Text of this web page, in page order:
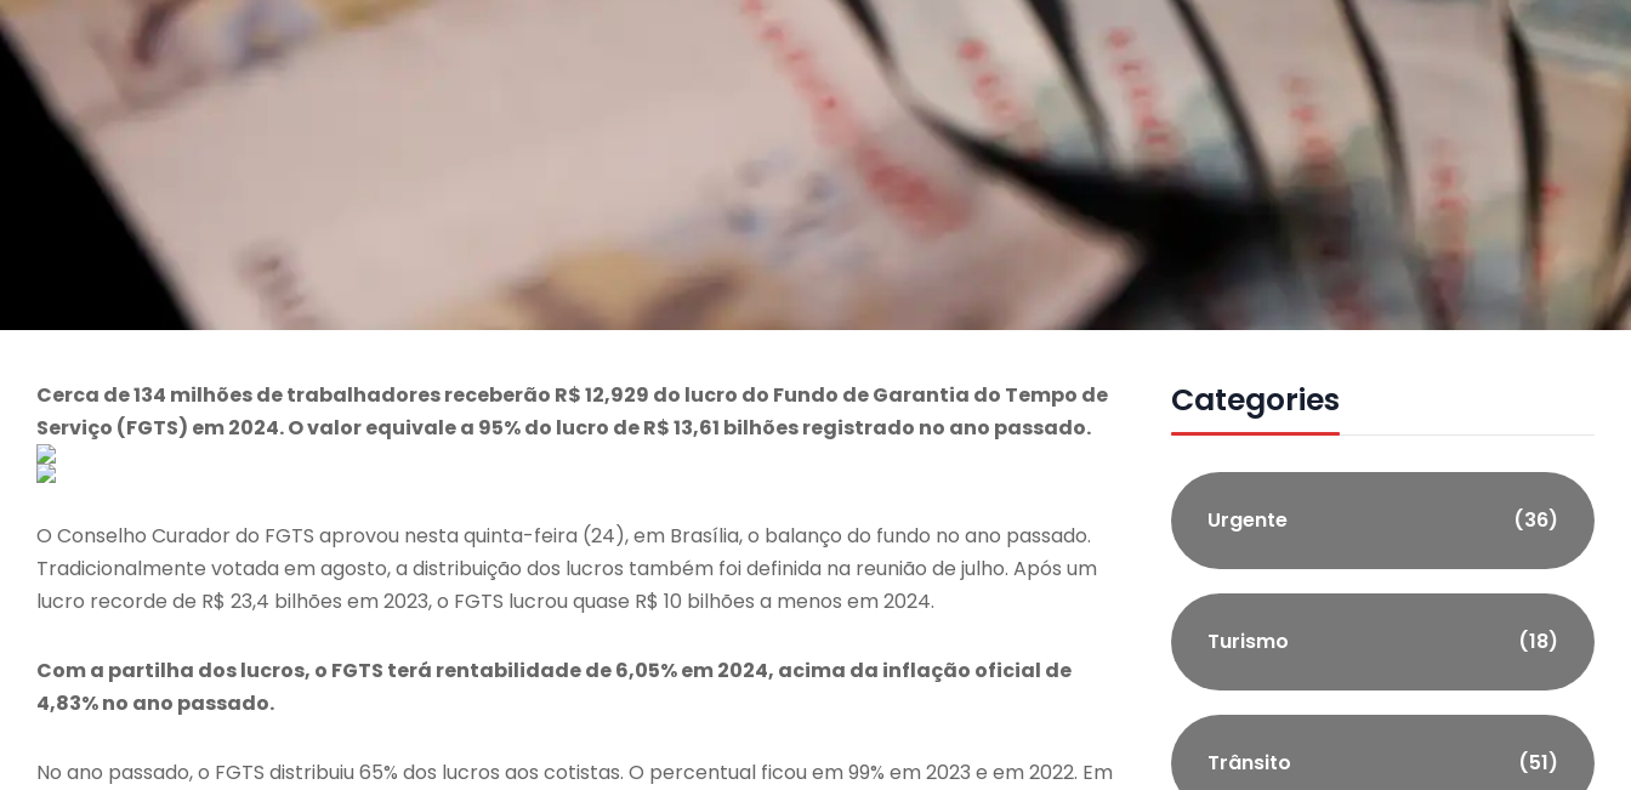
Cerca de 134 milhões de trabalhadores receberão R$ 12,929 do lucro do Fundo de Garantia do Tempo de
Serviço (FGTS) em 2024. O valor equivale a 95% do lucro de R$ 13,61 bilhões registrado no ano passado.
O Conselho Curador do FGTS aprovou nesta quinta-feira (24), em Brasília, o balanço do fundo no ano passado.
Tradicionalmente votada em agosto, a distribuição dos lucros também foi definida na reunião de julho. Após um
lucro recorde de R$ 23,4 bilhões em 2023, o FGTS lucrou quase R$ 10 bilhões a menos em 2024.
Com a partilha dos lucros, o FGTS terá rentabilidade de 6,05% em 2024, acima da inflação oficial de
4,83% no ano passado.
No ano passado, o FGTS distribuiu 65% dos lucros aos cotistas. O percentual ficou em 99% em 2023 e em 2022. Em
Categories
Urgente (36)
Turismo (18)
Trânsito (51)